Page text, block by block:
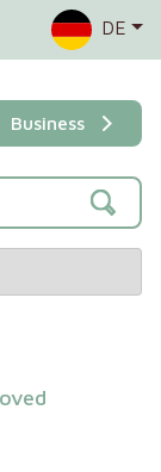
DE
Business